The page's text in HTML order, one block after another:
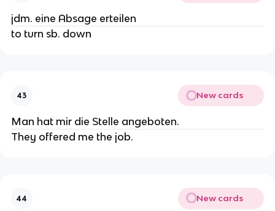
jdm. eine Absage erteilen
to turn sb. down
43 New cards
Man hat mir die Stelle angeboten.
They offered me the job.
44 New cards